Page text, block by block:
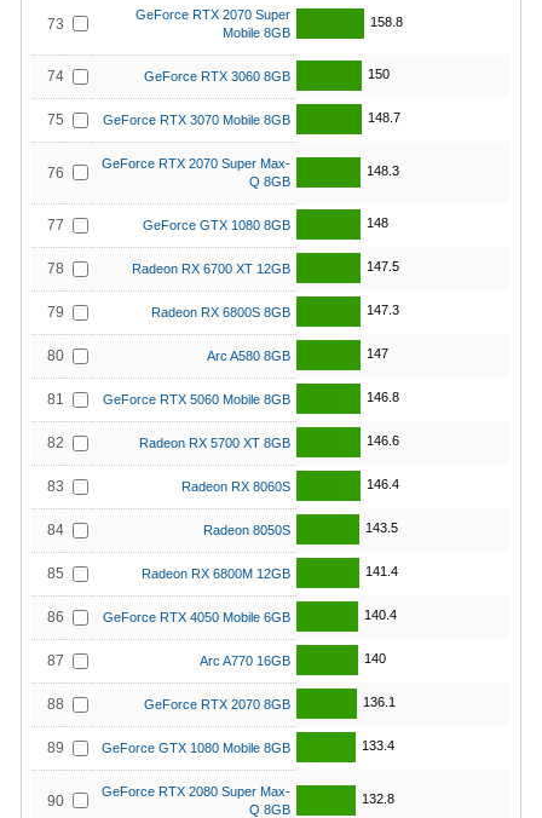
73
GeForce RTX 2070 Super
Mobile 8GB
158.8
74 GeForce RTX 3060 8GB 150
75 GeForce RTX 3070 Mobile 8GB 148.7
76
GeForce RTX 2070 Super Max-
Q 8GB
148.3
77 GeForce GTX 1080 8GB 148
78 Radeon RX 6700 XT 12GB 147.5
79 Radeon RX 6800S 8GB 147.3
80 Arc A580 8GB 147
81 GeForce RTX 5060 Mobile 8GB 146.8
82 Radeon RX 5700 XT 8GB 146.6
83 Radeon RX 8060S 146.4
84 Radeon 8050S 143.5
85 Radeon RX 6800M 12GB 141.4
86 GeForce RTX 4050 Mobile 6GB 140.4
87 Arc A770 16GB 140
88 GeForce RTX 2070 8GB 136.1
89 GeForce GTX 1080 Mobile 8GB 133.4
90
GeForce RTX 2080 Super Max-
Q 8GB
132.8